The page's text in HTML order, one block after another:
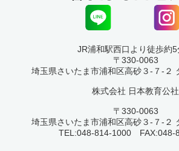
JR浦和駅西口より徒歩約5
〒330-0063
埼玉県さいたま市浦和区高砂３-７-２
株式会社 日本教育公社
〒330-0063
埼玉県さいたま市浦和区高砂３-７-２
TEL:048-814-1000 FAX:048-